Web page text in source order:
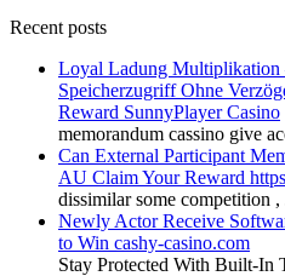
Recent posts
Loyal Ladung Multiplikation
Speicherzugriff Ohne
Reward SunnyPlayer Casino
memorandum cassino give
Can External Participant
AU Claim Your Reward
dissimilar some competition
Newly Actor Receive
to Win cashy-casino.com
Stay Protected With Built-In